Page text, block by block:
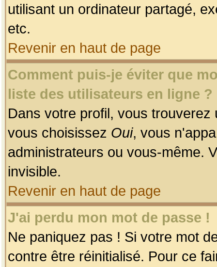
utilisant un ordinateur partagé,
etc.
Revenir en haut de page
Comment puis-je éviter que
liste des utilisateurs en ligne ?
Dans votre profil, vous
vous choisissez Oui, vous
administrateurs ou vous-même.
invisible.
Revenir en haut de page
J'ai perdu mon mot de passe !
Ne paniquez pas ! Si votre mot
contre être réinitialisé. Pour ce